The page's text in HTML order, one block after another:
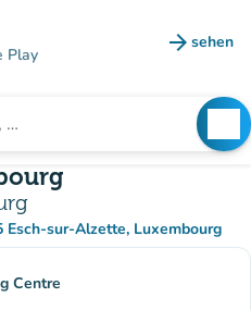
Play arrow_forward sehen
(new
Esch-sur-Alzette, Luxembourg
Google Maps öffnen)
tab)
Centre